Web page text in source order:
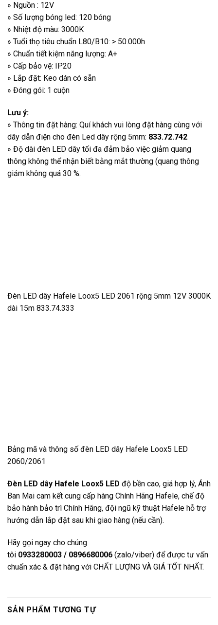
» Nguồn : 12V
» Số lượng bóng led: 120 bóng
» Nhiệt độ màu: 3000K
» Tuổi thọ tiêu chuẩn L80/B10: > 50.000h
» Chuẩn tiết kiệm năng lượng: A+
» Cấp bảo vệ: IP20
» Lắp đặt: Keo dán có sẵn
» Đóng gói: 1 cuộn
Lưu ý:
» Thông tin đặt hàng: Quí khách vui lòng đặt hàng cùng với
dây dẫn điện cho đèn Led dây rộng 5mm: 833.72.742
» Độ dài đèn LED dây tối đa đảm bảo việc giảm quang
thông không thể nhận biết bằng mắt thường (quang thông
giảm không quá 30 %.
Đèn LED dây Hafele Loox5 LED 2061 rộng 5mm 12V 3000K
dài 15m 833.74.333
Bảng mã và thông số đèn LED dây Hafele Loox5 LED
2060/2061
Đèn LED dây Hafele Loox5 LED độ bền cao, giá hợp lý, Ánh
Ban Mai cam kết cung cấp hàng Chính Hãng Hafele, chế độ
bảo hành bảo trì Chính Hãng, đội ngũ kỹ thuật Hafele hỗ trợ
hướng dẫn lắp đặt sau khi giao hàng (nếu cần).
Hãy gọi ngay cho chúng
tôi 0933280003 / 0896680006 (zalo/viber) để được tư vấn
chuẩn xác & đặt hàng với CHẤT LƯỢNG VÀ GIÁ TỐT NHẤT.
SẢN PHẨM TƯƠNG TỰ